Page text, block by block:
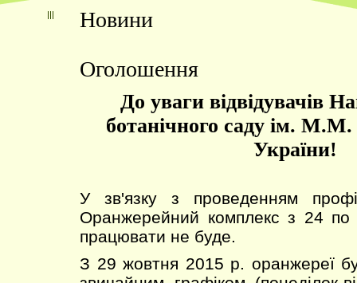
Новини
Оголошення
До уваги відвідувачів
ботанічного саду ім.
України!
У зв'язку з проведенням
Оранжерейний комплекс з 24
працювати не буде.
З 29 жовтня 2015 р. оранжереї